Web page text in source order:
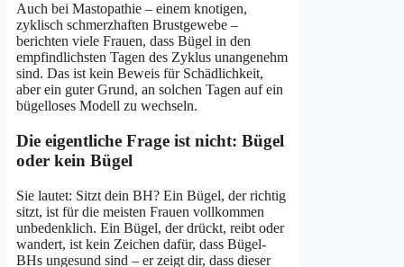
Auch bei Mastopathie – einem knotigen,
zyklisch schmerzhaften Brustgewebe –
berichten viele Frauen, dass Bügel in den
empfindlichsten Tagen des Zyklus unangenehm
sind. Das ist kein Beweis für Schädlichkeit,
aber ein guter Grund, an solchen Tagen auf ein
bügelloses Modell zu wechseln.
Die eigentliche Frage ist nicht: Bügel
oder kein Bügel
Sie lautet: Sitzt dein BH? Ein Bügel, der richtig
sitzt, ist für die meisten Frauen vollkommen
unbedenklich. Ein Bügel, der drückt, reibt oder
wandert, ist kein Zeichen dafür, dass Bügel-
BHs ungesund sind – er zeigt dir, dass dieser